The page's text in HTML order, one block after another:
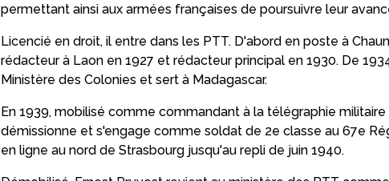
permettant ainsi aux armées françaises de poursuivre leur
Licencié en droit, il entre dans les PTT. D'abord en poste à
rédacteur à Laon en 1927 et rédacteur principal en 1930. De
Ministère des Colonies et sert à Madagascar.
En 1939, mobilisé comme commandant à la télégraphie militaire
démissionne et s'engage comme soldat de 2e classe au 67e
en ligne au nord de Strasbourg jusqu'au repli de juin 1940.